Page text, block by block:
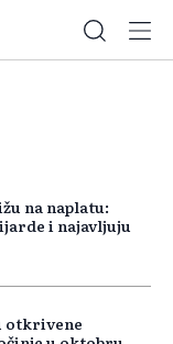
na naplatu:
i najavljuju
otkrivene